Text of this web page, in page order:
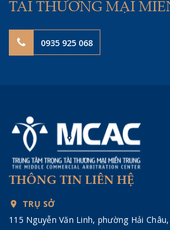
TÀI THƯƠNG MẠI
0935 925 068
THÔNG TIN LIÊN HỆ
TRỤ SỞ
115 Nguyễn Văn Linh, phường Hải